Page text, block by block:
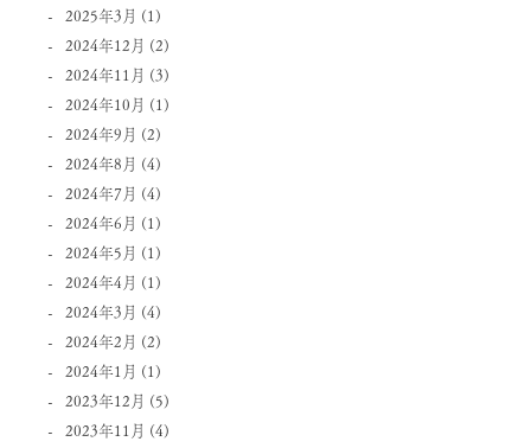
2025年3月 (1)
2024年12月 (2)
2024年11月 (3)
2024年10月 (1)
2024年9月 (2)
2024年8月 (4)
2024年7月 (4)
2024年6月 (1)
2024年5月 (1)
2024年4月 (1)
2024年3月 (4)
2024年2月 (2)
2024年1月 (1)
2023年12月 (5)
2023年11月 (4)